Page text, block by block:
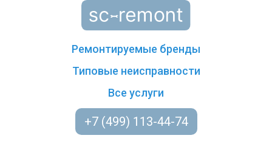
Ремонтируемые бренды
Типовые неисправности
Все услуги
+7 (499) 113-44-74